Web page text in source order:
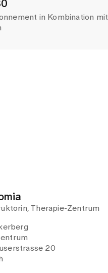
in Kombination mit
Therapie-Zentrum
20